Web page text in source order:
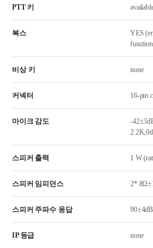
PTT 키
복스
YES
비상 키 none
커넥터 16-pin
마이크 감도
-
스피커 출력 1 W
스피커 임피던스 2*
스피커 주파수 응답
IP 등급 none